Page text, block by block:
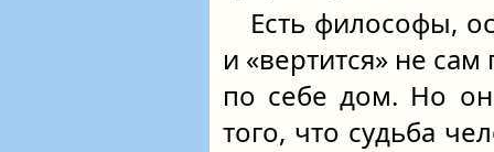
Есть философы,
и «вертится» не
по себе дом. Но
того, что судьба